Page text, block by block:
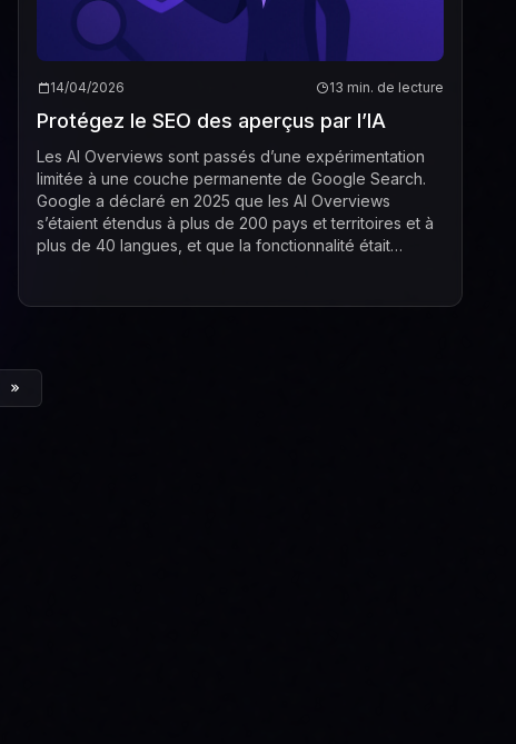
14/04/2026 13 min. de lecture
Protégez le SEO des aperçus par l’IA
Les AI Overviews sont passés d’une expérimentation
limitée à une couche permanente de Google Search.
Google a déclaré en 2025 que les AI Overviews
s’étaient étendus à plus de 200 pays et territoires et à
plus de 40 langues, et que la fonctionnalité était